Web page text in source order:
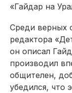
«Гайдар на
Среди верных
редактора
он описал
производил
общителен,
убедился, что